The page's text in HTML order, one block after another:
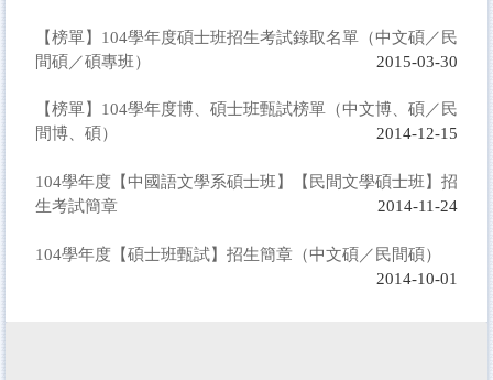
【榜單】104學年度碩士班招生考試錄取名單（中文碩／民
間碩／碩專班）
2015-03-30
【榜單】104學年度博、碩士班甄試榜單（中文博、碩／民
間博、碩）
2014-12-15
104學年度【中國語文學系碩士班】【民間文學碩士班】招
生考試簡章
2014-11-24
104學年度【碩士班甄試】招生簡章（中文碩／民間碩）
2014-10-01